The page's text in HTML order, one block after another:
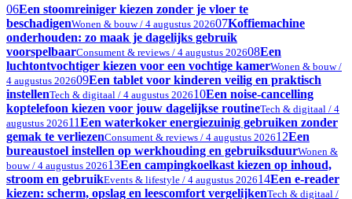
06Een stoomreiniger kiezen zonder je vloer te
beschadigenWonen & bouw / 4 augustus 202607Koffiemachine
onderhouden: zo maak je dagelijks gebruik
voorspelbaarConsument & reviews / 4 augustus 202608Een
luchtontvochtiger kiezen voor een vochtige kamerWonen & bouw /
4 augustus 202609Een tablet voor kinderen veilig en praktisch
instellenTech & digitaal / 4 augustus 202610Een noise-cancelling
koptelefoon kiezen voor jouw dagelijkse routineTech & digitaal / 4
augustus 202611Een waterkoker energiezuinig gebruiken zonder
gemak te verliezenConsument & reviews / 4 augustus 202612Een
bureaustoel instellen op werkhouding en gebruiksduurWonen &
bouw / 4 augustus 202613Een campingkoelkast kiezen op inhoud,
stroom en gebruikEvents & lifestyle / 4 augustus 202614Een e-reader
kiezen: scherm, opslag en leescomfort vergelijkenTech & digitaal /